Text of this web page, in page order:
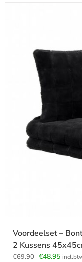
Voordeelset –
2 Kussens
€69.90 €48.95